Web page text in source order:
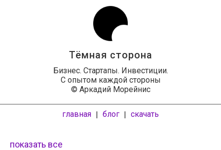
Тёмная сторона
Бизнес. Стартапы. Инвестиции.
С опытом каждой стороны
© Аркадий Морейнис
главная | блог | скачать
показать все